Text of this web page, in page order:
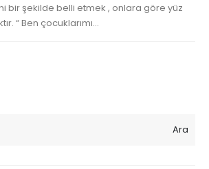
bir şekilde belli etmek , onlara göre yüz
“ Ben çocuklarımı...
Ara